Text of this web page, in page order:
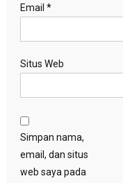
Email *
Situs Web
Simpan nama,
email, dan situs
web saya pada